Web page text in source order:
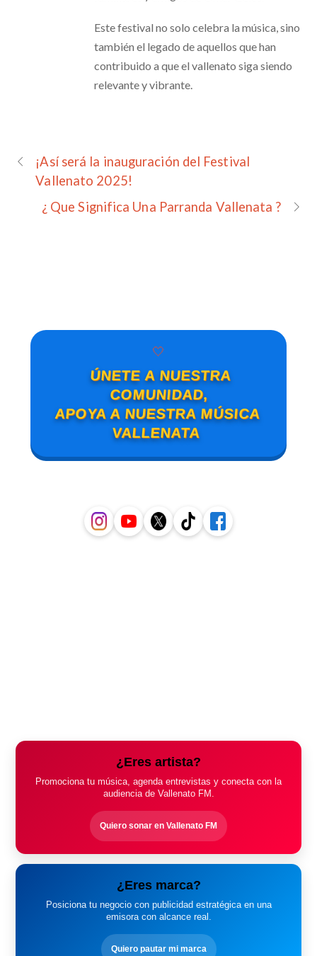
Este festival no solo celebra la música, sino
también el legado de aquellos que han
contribuido a que el vallenato siga siendo
relevante y vibrante.
¡Así será la inauguración del Festival
Vallenato 2025!
¿ Que Significa Una Parranda Vallenata ?
🤍
ÚNETE A NUESTRA
COMUNIDAD,
APOYA A NUESTRA MÚSICA
VALLENATA
¿Eres artista?
Promociona tu música, agenda entrevistas y conecta con la
audiencia de Vallenato FM.
Quiero sonar en Vallenato FM
¿Eres marca?
Posiciona tu negocio con publicidad estratégica en una
emisora con alcance real.
Quiero pautar mi marca